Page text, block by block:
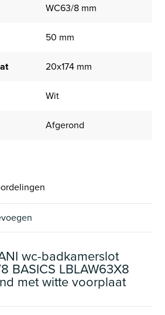
WC63/8 mm
50 mm
20x174 mm
Wit
Afgerond
wc-badkamerslot
BASICS LBLAW63X8
met witte voorplaat